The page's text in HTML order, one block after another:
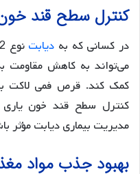
کنترل سطح قند
در کسانی که به دیابت
می‌تواند به کاهش مقاومت
کمک کند. قرص فمی لاکت
کنترل سطح قند خون یاری
مدیریت بیماری دیابت مؤثر
بهبود جذب مواد